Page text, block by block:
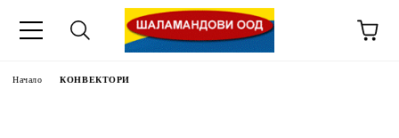
Начало КОНВЕКТОРИ